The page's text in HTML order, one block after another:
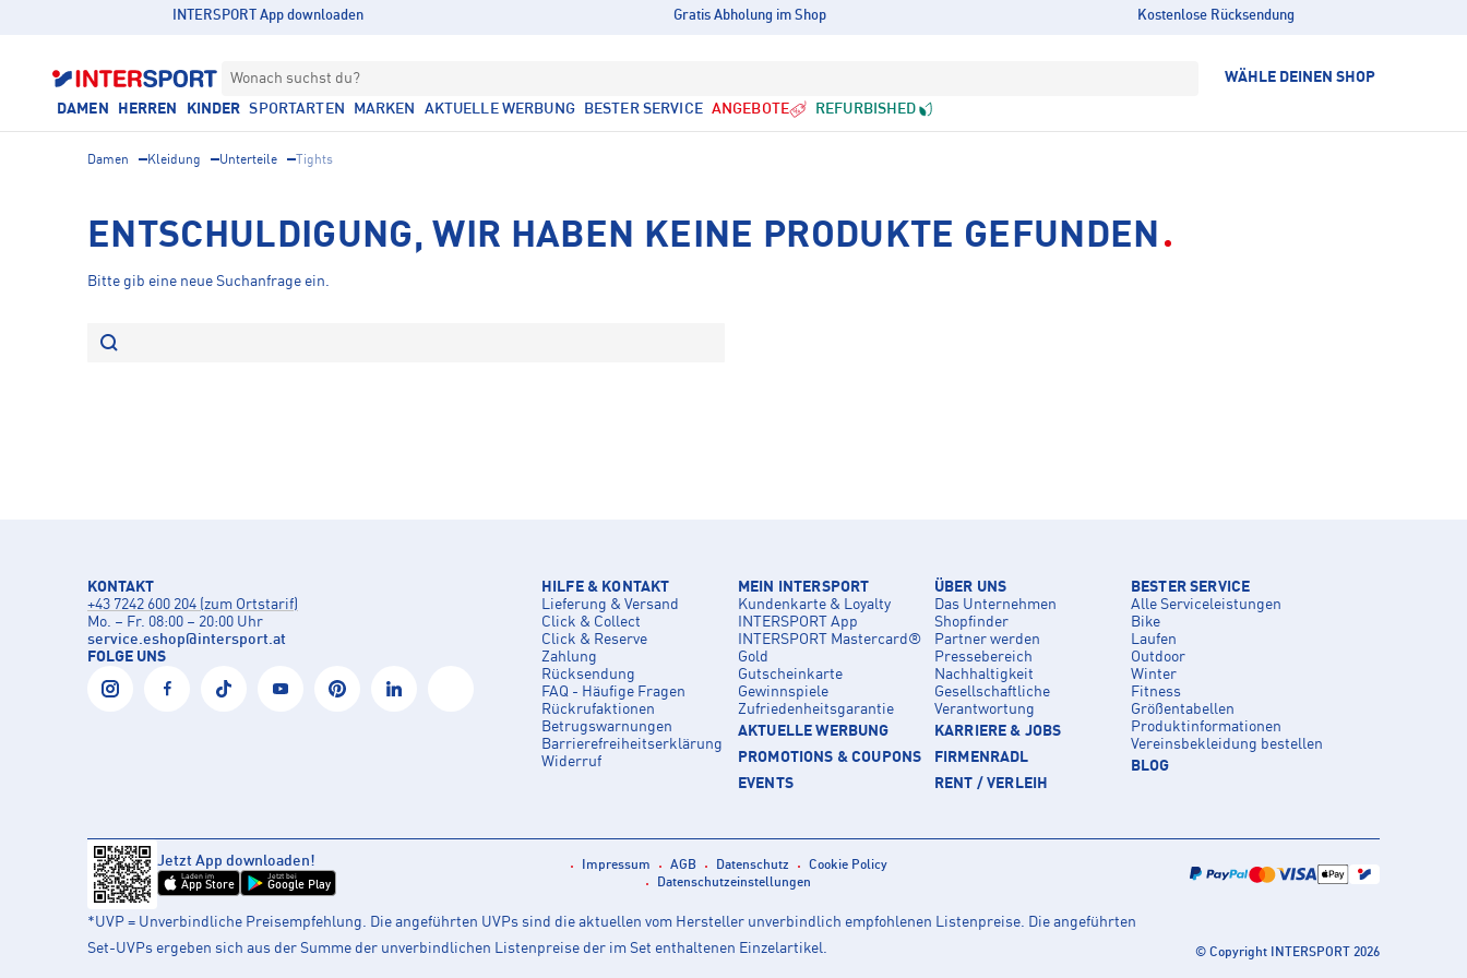
INTERSPORT App downloaden Gratis Abholung im Shop Kostenlose Rücksendung
Wonach suchst du? WÄHLE DEINEN SHOP
DAMEN HERREN KINDER SPORTARTEN MARKEN AKTUELLE WERBUNG BESTER SERVICE ANGEBOTE REFURBISHED
Damen Kleidung Unterteile Tights
ENTSCHULDIGUNG, WIR HABEN KEINE PRODUKTE GEFUNDEN
Bitte gib eine neue Suchanfrage ein.
KONTAKT
+43 7242 600 204 (zum Ortstarif)
Mo. – Fr. 08:00 – 20:00 Uhr
service.eshop@intersport.at
FOLGE UNS
HILFE & KONTAKT
Lieferung & Versand
Click & Collect
Click & Reserve
Zahlung
Rücksendung
FAQ - Häufige Fragen
Rückrufaktionen
Betrugswarnungen
Barrierefreiheitserklärung
Widerruf
MEIN INTERSPORT
Kundenkarte & Loyalty
INTERSPORT App
INTERSPORT Mastercard®
Gold
Gutscheinkarte
Gewinnspiele
Zufriedenheitsgarantie
AKTUELLE WERBUNG
PROMOTIONS & COUPONS
EVENTS
ÜBER UNS
Das Unternehmen
Shopfinder
Partner werden
Pressebereich
Nachhaltigkeit
Gesellschaftliche
Verantwortung
KARRIERE & JOBS
FIRMENRADL
RENT / VERLEIH
BESTER SERVICE
Alle Serviceleistungen
Bike
Laufen
Outdoor
Winter
Fitness
Größentabellen
Produktinformationen
Vereinsbekleidung bestellen
BLOG
Jetzt App downloaden!
Laden im
App Store
Jetzt bei
Google Play
Impressum AGB Datenschutz
Cookie Policy
Datenschutzeinstellungen
*UVP = Unverbindliche Preisempfehlung. Die angeführten UVPs sind die aktuellen vom Hersteller unverbindlich empfohlenen Listenpreise. Die angeführten
Set-UVPs ergeben sich aus der Summe der unverbindlichen Listenpreise der im Set enthaltenen Einzelartikel.
© Copyright INTERSPORT 2026